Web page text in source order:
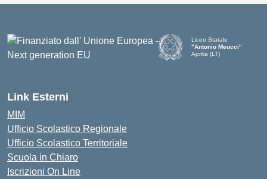
Liceo Statale
"Antonio Meucci"
Aprilia (LT)
Link Esterni
MIM
Ufficio Scolastico Regionale
Ufficio Scolastico Territoriale
Scuola in Chiaro
Iscrizioni On Line